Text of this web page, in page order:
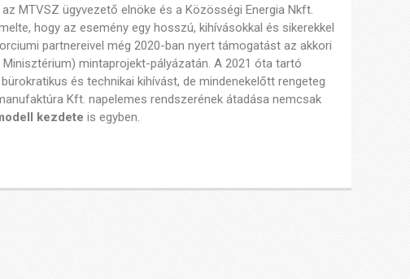
az MTVSZ ügyvezető elnöke és a Közösségi Energia Nkft.
hogy az esemény egy hosszú, kihívásokkal és sikerekkel
partnereivel még 2020-ban nyert támogatást az akkori
mintaprojekt-pályázatán. A 2021 óta tartó
és technikai kihívást, de mindenekelőtt rengeteg
Kft. napelemes rendszerének átadása nemcsak
kezdete is egyben.